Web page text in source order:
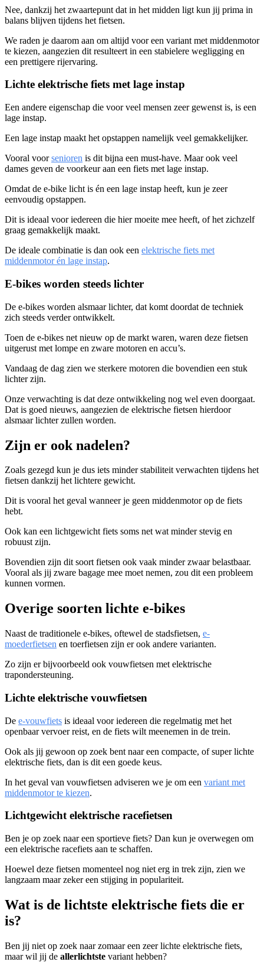
Nee, dankzij het zwaartepunt dat in het midden ligt kun jij prima in
balans blijven tijdens het fietsen.
We raden je daarom aan om altijd voor een variant met middenmotor
te kiezen, aangezien dit resulteert in een stabielere wegligging en
een prettigere rijervaring.
Lichte elektrische fiets met lage instap
Een andere eigenschap die voor veel mensen zeer gewenst is, is een
lage instap.
Een lage instap maakt het opstappen namelijk veel gemakkelijker.
Vooral voorsenioren is dit bijna een must-have. Maar ook veel
dames geven de voorkeur aan een fiets met lage instap.
Omdat de e-bike licht is én een lage instap heeft, kun je zeer
eenvoudig opstappen.
Dit is ideaal voor iedereen die hier moeite mee heeft, of het zichzelf
graag gemakkelijk maakt.
De ideale combinatie is dan ook een elektrische fiets met
middenmotor én lage instap.
E-bikes worden steeds lichter
De e-bikes worden alsmaar lichter, dat komt doordat de techniek
zich steeds verder ontwikkelt.
Toen de e-bikes net nieuw op de markt waren, waren deze fietsen
uitgerust met lompe en zware motoren en accu’s.
Vandaag de dag zien we sterkere motoren die bovendien een stuk
lichter zijn.
Onze verwachting is dat deze ontwikkeling nog wel even doorgaat.
Dat is goed nieuws, aangezien de elektrische fietsen hierdoor
alsmaar lichter zullen worden.
Zijn er ook nadelen?
Zoals gezegd kun je dus iets minder stabiliteit verwachten tijdens het
fietsen dankzij het lichtere gewicht.
Dit is vooral het geval wanneer je geen middenmotor op de fiets
hebt.
Ook kan een lichtgewicht fiets soms net wat minder stevig en
robuust zijn.
Bovendien zijn dit soort fietsen ook vaak minder zwaar belastbaar.
Vooral als jij zware bagage mee moet nemen, zou dit een probleem
kunnen vormen.
Overige soorten lichte e-bikes
Naast de traditionele e-bikes, oftewel de stadsfietsen, e-
moederfietsen en toerfietsen zijn er ook andere varianten.
Zo zijn er bijvoorbeeld ook vouwfietsen met elektrische
trapondersteuning.
Lichte elektrische vouwfietsen
De e-vouwfiets is ideaal voor iedereen die regelmatig met het
openbaar vervoer reist, en de fiets wilt meenemen in de trein.
Ook als jij gewoon op zoek bent naar een compacte, of super lichte
elektrische fiets, dan is dit een goede keus.
In het geval van vouwfietsen adviseren we je om een variant met
middenmotor te kiezen.
Lichtgewicht elektrische racefietsen
Ben je op zoek naar een sportieve fiets? Dan kun je overwegen om
een elektrische racefiets aan te schaffen.
Hoewel deze fietsen momenteel nog niet erg in trek zijn, zien we
langzaam maar zeker een stijging in populariteit.
Wat is de lichtste elektrische fiets die er
is?
Ben jij niet op zoek naar zomaar een zeer lichte elektrische fiets,
maar wil jij de allerlichtste variant hebben?